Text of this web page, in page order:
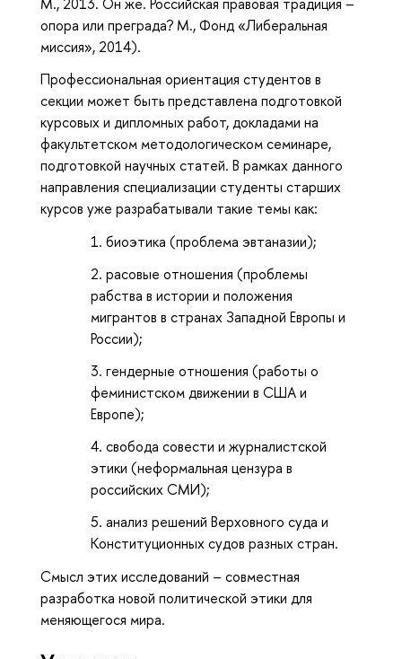
опора или преграда? М., Фонд «Либеральная
миссия», 2014).
Профессиональная ориентация студентов в
секции может быть представлена подготовкой
курсовых и дипломных работ, докладами на
факультетском методологическом семинаре,
подготовкой научных статей. В рамках данного
направления специализации студенты старших
курсов уже разрабатывали такие темы как:
биоэтика (проблема эвтаназии);
расовые отношения (проблемы
рабства в истории и положения
мигрантов в странах Западной Европы и
России);
гендерные отношения (работы о
феминистском движении в США и
Европе);
свобода совести и журналистской
этики (неформальная цензура в
российских СМИ);
анализ решений Верховного суда и
Конституционных судов разных стран.
Смысл этих исследований – совместная
разработка новой политической этики для
меняющегося мира.